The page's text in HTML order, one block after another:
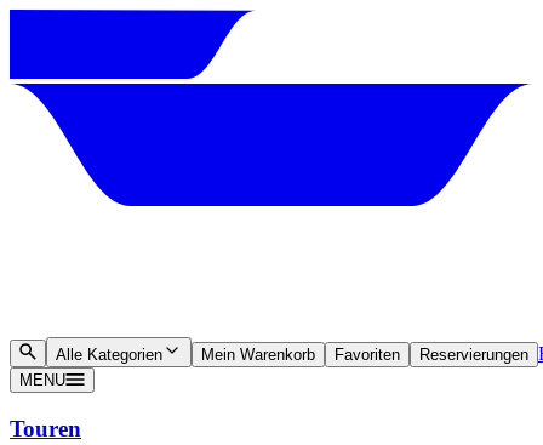
Alle Kategorien Mein Warenkorb Favoriten Reservierungen
MENU
Touren